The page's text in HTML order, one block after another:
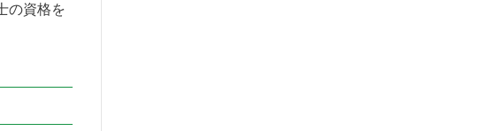
の資格を